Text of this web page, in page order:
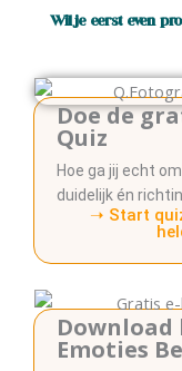
Wil je eerst even
Doe de
Quiz
Hoe ga jij echt
duidelijk én
➝ Start
Download
Emoties